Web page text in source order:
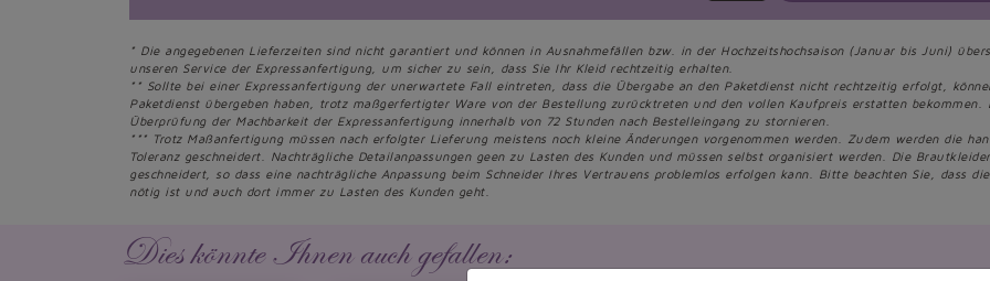
* Die angegebenen Lieferzeiten sind nicht garantiert und können in Ausnahmefällen bzw. in der Hochzeitshochsaison (Januar bis Juni)
unseren Service der Expressanfertigung, um sicher zu sein, dass Sie Ihr Kleid rechtzeitig erhalten.
** Sollte bei einer Expressanfertigung der unerwartete Fall eintreten, dass die Übergabe an den Paketdienst nicht rechtzeitig erfolgt,
Paketdienst übergeben haben, trotz maßgerfertigter Ware von der Bestellung zurücktreten und den vollen Kaufpreis erstatten
Überprüfung der Machbarkeit der Expressanfertigung innerhalb von 72 Stunden nach Bestelleingang zu stornieren.
*** Trotz Maßanfertigung müssen nach erfolgter Lieferung meistens noch kleine Änderungen vorgenommen werden. Zudem werden die
Toleranz geschneidert. Nachträgliche Detailanpassungen geen zu Lasten des Kunden und müssen selbst organisiert werden. Die
geschneidert, so dass eine nachträgliche Anpassung beim Schneider Ihres Vertrauens problemlos erfolgen kann. Bitte beachten Sie, dass
nötig ist und auch dort immer zu Lasten des Kunden geht.
Dies könnte Ihnen auch gefallen: